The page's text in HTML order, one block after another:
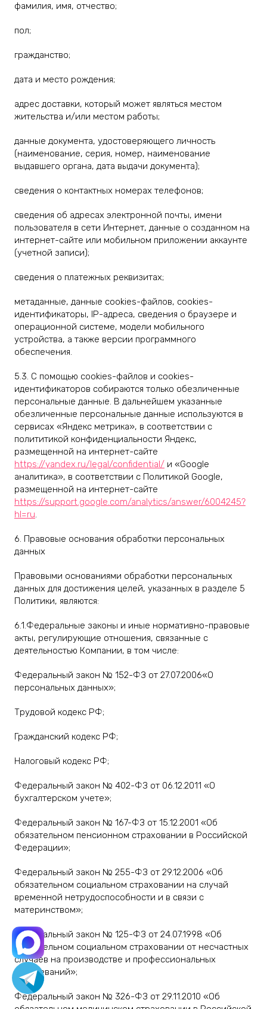
фамилия, имя, отчество;
пол;
гражданство;
дата и место рождения;
адрес доставки, который может являться местом
жительства и/или местом работы;
данные документа, удостоверяющего личность
(наименование, серия, номер, наименование
выдавшего органа, дата выдачи документа);
сведения о контактных номерах телефонов;
сведения об адресах электронной почты, имени
пользователя в сети Интернет, данные о созданном на
интернет-сайте или мобильном приложении аккаунте
(учетной записи);
сведения о платежных реквизитах;
метаданные, данные cookies-файлов, cookies-
идентификаторы, IP-адреса, сведения о браузере и
операционной системе, модели мобильного
устройства, а также версии программного
обеспечения.
5.3. С помощью cookies-файлов и cookies-
идентификаторов собираются только обезличенные
персональные данные. В дальнейшем указанные
обезличенные персональные данные используются в
сервисах «Яндекс метрика», в соответствии с
полититикой конфиденциальности Яндекс,
размещенной на интернет-сайте
https://yandex.ru/legal/confidential/ и «Google
аналитика», в соответствии с Политикой Google,
размещенной на интернет-сайте
https://support.google.com/analytics/answer/6004245?
hl=ru.
6. Правовые основания обработки персональных
данных
Правовыми основаниями обработки персональных
данных для достижения целей, указанных в разделе 5
Политики, являются:
6.1.Федеральные законы и иные нормативно-правовые
акты, регулирующие отношения, связанные с
деятельностью Компании, в том числе:
Федеральный закон № 152-ФЗ от 27.07.2006«О
персональных данных»;
Трудовой кодекс РФ;
Гражданский кодекс РФ;
Налоговый кодекс РФ;
Федеральный закон № 402-ФЗ от 06.12.2011 «О
бухгалтерском учете»;
Федеральный закон № 167-ФЗ от 15.12.2001 «Об
обязательном пенсионном страховании в Российской
Федерации»;
Федеральный закон № 255-ФЗ от 29.12.2006 «Об
обязательном социальном страховании на случай
временной нетрудоспособности и в связи с
материнством»;
Федеральный закон № 125-ФЗ от 24.07.1998 «Об
обязательном социальном страховании от несчастных
случаев на производстве и профессиональных
заболеваний»;
Федеральный закон № 326-ФЗ от 29.11.2010 «Об